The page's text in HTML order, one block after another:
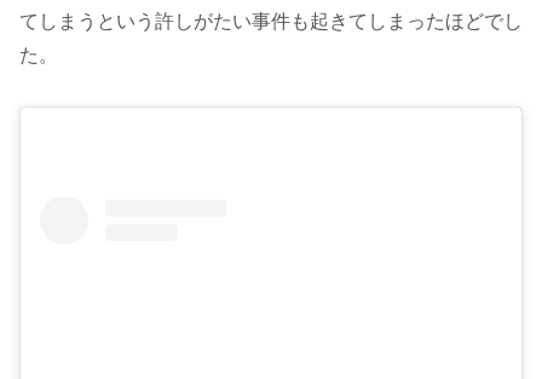
てしまうという許しがたい事件も起きてしまったほどでし
た。